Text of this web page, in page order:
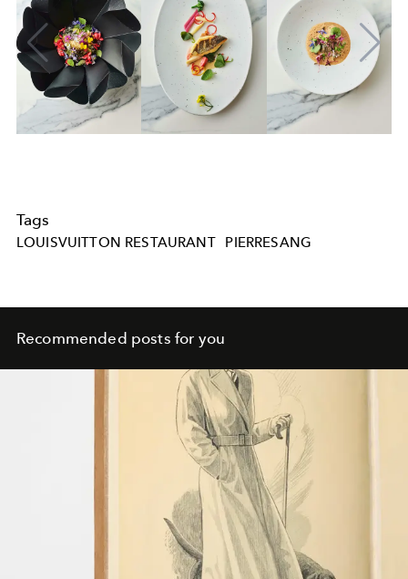
Tags
LOUISVUITTON RESTAURANT PIERRESANG
Recommended posts for you